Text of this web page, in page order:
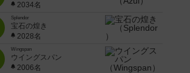
2034名
Splendor
宝石の煌き
2028名
Wingspan
ウイングスパン
2006名